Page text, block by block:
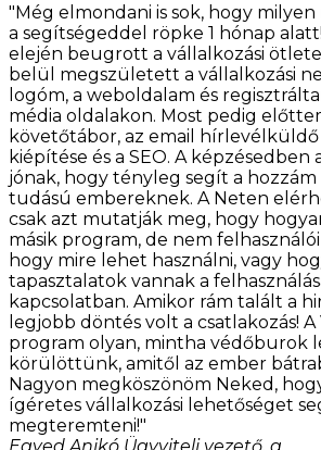
"Még elmondani is sok, hogy
a segítségeddel röpke 1 hónap
elején beugrott a vállalkozási
belül megszületett a vállalkozási
logóm, a weboldalam és
média oldalakon. Most pedig
követőtábor, az email
kiépítése és a SEO. A
jónak, hogy tényleg segít a
tudású embereknek. A Neten
csak azt mutatják meg, hogy
másik program, de nem
hogy mire lehet használni, vagy
tapasztalatok vannak a
kapcsolatban. Amikor rám talált a
legjobb döntés volt a csatlakozás!
program olyan, mintha védőburok
körülöttünk, amitől az ember
Nagyon megköszönöm Neked,
ígéretes vállalkozási lehetőséget
megteremteni!"
Egyed Anikó Ügyviteli vezető, a